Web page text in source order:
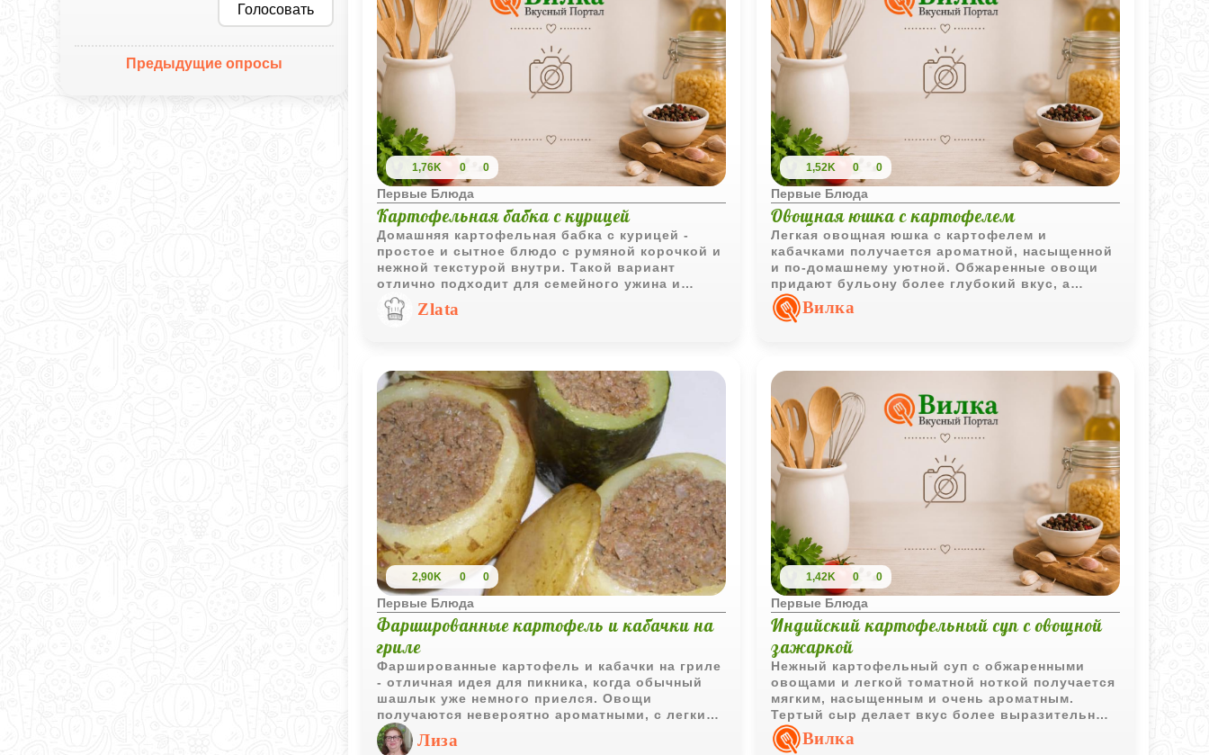
Голосовать
Предыдущие опросы
1,76K 0 0
Первые Блюда
Картофельная бабка с курицей
Домашняя картофельная бабка с курицей -
простое и сытное блюдо с румяной корочкой и
нежной текстурой внутри. Такой вариант
отлично подходит для семейного ужина и
хорошо сочетается со сметаной, свежими
овощами или зеленью.
Zlata
1,52K 0 0
Первые Блюда
Овощная юшка с картофелем
Легкая овощная юшка с картофелем и
кабачками получается ароматной, насыщенной
и по-домашнему уютной. Обжаренные овощи
придают бульону более глубокий вкус, а
сметана делает подачу особенно нежной. Такой
суп отлично подходит для повседневного
Вилка
2,90K 0 0
Первые Блюда
Фаршированные картофель и кабачки на
гриле
Фаршированные картофель и кабачки на гриле
- отличная идея для пикника, когда обычный
шашлык уже немного приелся. Овощи
получаются невероятно ароматными, с легким
запахом дымка, а мясная начинка делает блюдо
очень сытным.
Лиза
1,42K 0 0
Первые Блюда
Индийский картофельный суп с овощной
зажаркой
Нежный картофельный суп с обжаренными
овощами и легкой томатной ноткой получается
мягким, насыщенным и очень ароматным.
Тертый сыр делает вкус более выразительным
и придает супу приятную сливочную текстуру.
Вилка